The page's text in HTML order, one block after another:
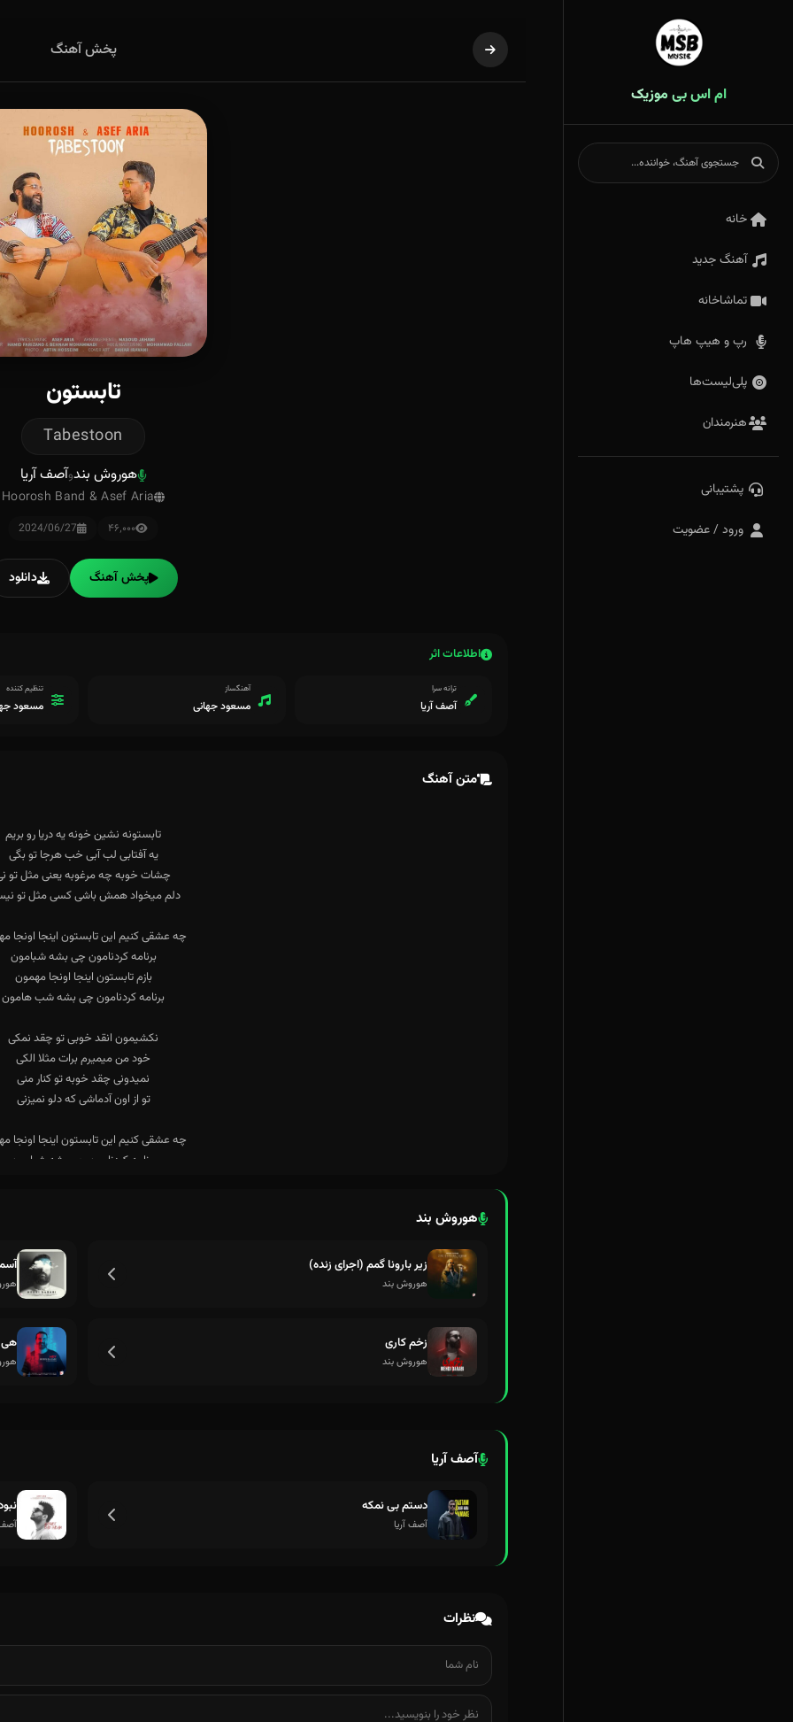
ام اس بی موزیک
خانه
آهنگ جدید
تماشاخانه
رپ و هیپ هاپ
پلی‌لیست‌ها
هنرمندان
پشتیبانی
ورود / عضویت
پخش آهنگ
تابستون
Tabestoon
هوروش بندوآصف آریا
Hoorosh Band & Asef Aria
۴۶٬۰۰۰ 2024/06/27
پخش آهنگ دانلود
اطلاعات اثر
ترانه سرا
آصف آریا
آهنگساز
مسعود جهانی
تنظیم کننده
مسعود
متن آهنگ
هوروش بند
زیر بارونا گمم (اجرای زنده)
هوروش بند
زخم کاری
هوروش بند
هی
آصف آریا
دستم بی نمکه
آصف آریا آصف
نظرات